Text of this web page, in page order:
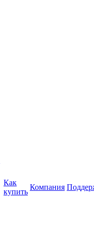
Как
купить
Компания